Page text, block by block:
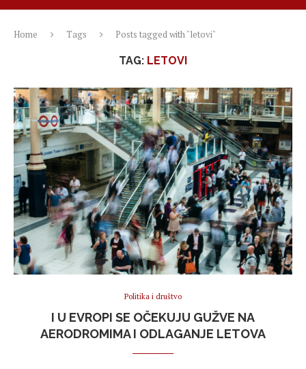
Home Tags Posts tagged with "letovi"
TAG: LETOVI
Politika i društvo
I U EVROPI SE OČEKUJU GUŽVE NA
AERODROMIMA I ODLAGANJE LETOVA